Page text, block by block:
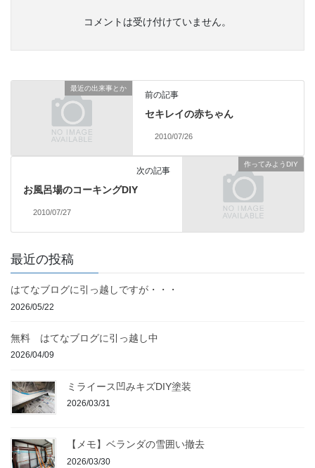
コメントは受け付けていません。
最近の出来事とか
前の記事
セキレイの赤ちゃん
2010/07/26
作ってみようDIY
次の記事
お風呂場のコーキングDIY
2010/07/27
最近の投稿
はてなブログに引っ越しですが・・・
2026/05/22
無料 はてなブログに引っ越し中
2026/04/09
ミライース凹みキズDIY塗装
2026/03/31
【メモ】ベランダの雪囲い撤去
2026/03/30